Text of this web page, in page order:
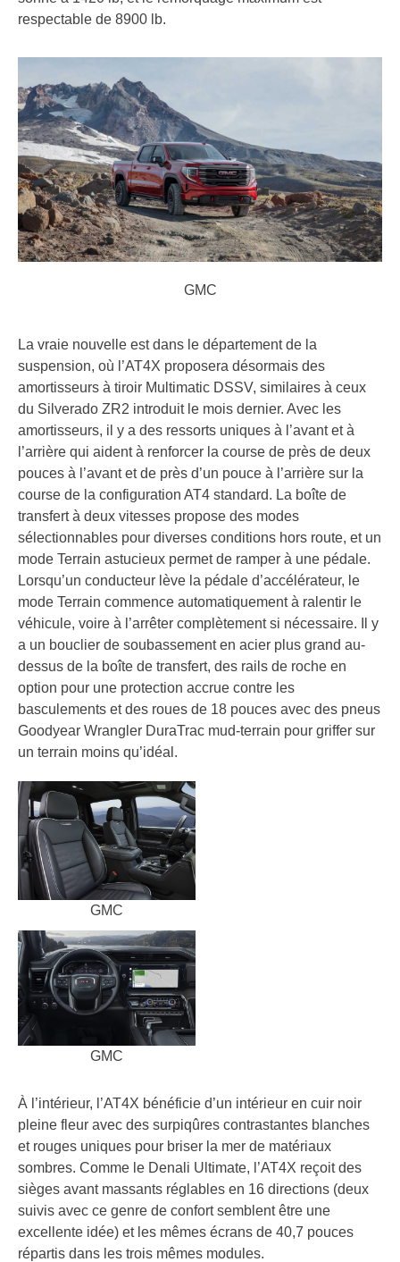
respectable de 8900 lb.
GMC
La vraie nouvelle est dans le département de la
suspension, où l’AT4X proposera désormais des
amortisseurs à tiroir Multimatic DSSV, similaires à ceux
du Silverado ZR2 introduit le mois dernier. Avec les
amortisseurs, il y a des ressorts uniques à l’avant et à
l’arrière qui aident à renforcer la course de près de deux
pouces à l’avant et de près d’un pouce à l’arrière sur la
course de la configuration AT4 standard. La boîte de
transfert à deux vitesses propose des modes
sélectionnables pour diverses conditions hors route, et un
mode Terrain astucieux permet de ramper à une pédale.
Lorsqu’un conducteur lève la pédale d’accélérateur, le
mode Terrain commence automatiquement à ralentir le
véhicule, voire à l’arrêter complètement si nécessaire. Il y
a un bouclier de soubassement en acier plus grand au-
dessus de la boîte de transfert, des rails de roche en
option pour une protection accrue contre les
basculements et des roues de 18 pouces avec des pneus
Goodyear Wrangler DuraTrac mud-terrain pour griffer sur
un terrain moins qu’idéal.
GMC
GMC
À l’intérieur, l’AT4X bénéficie d’un intérieur en cuir noir
pleine fleur avec des surpiqûres contrastantes blanches
et rouges uniques pour briser la mer de matériaux
sombres. Comme le Denali Ultimate, l’AT4X reçoit des
sièges avant massants réglables en 16 directions (deux
suivis avec ce genre de confort semblent être une
excellente idée) et les mêmes écrans de 40,7 pouces
répartis dans les trois mêmes modules.